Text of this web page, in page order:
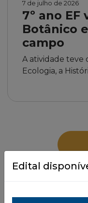
7 de julho de 2026
7º ano EF
Botânico
campo
A atividade teve
Ecologia, a
Edital